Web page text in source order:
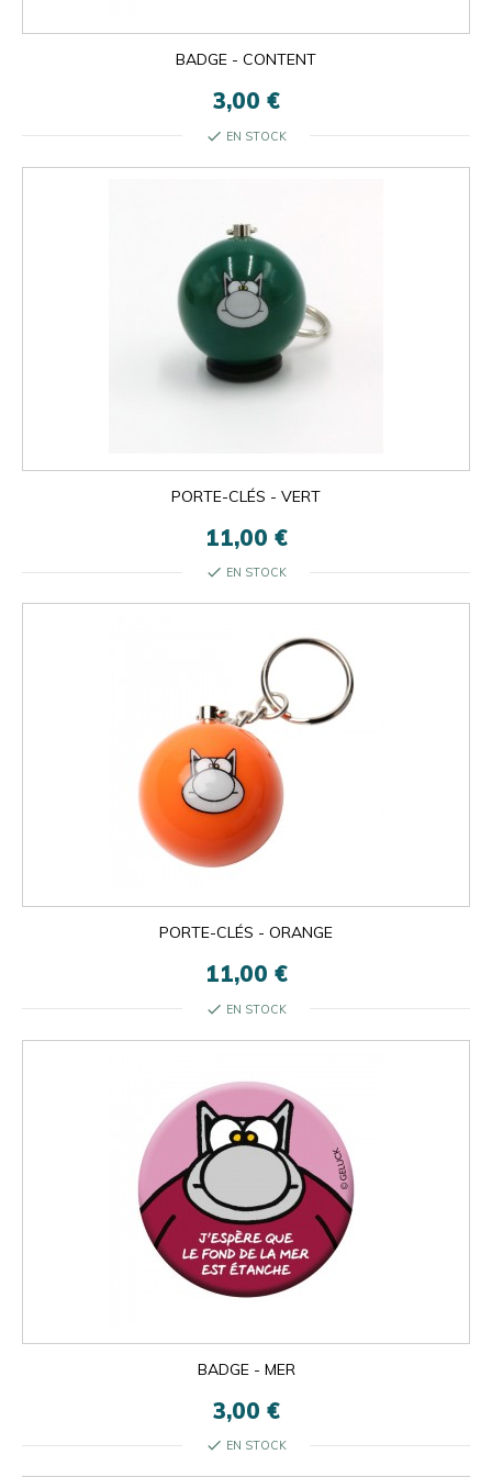
BADGE - CONTENT
3,00 €
check EN STOCK
PORTE-CLÉS - VERT
11,00 €
check EN STOCK
PORTE-CLÉS - ORANGE
11,00 €
check EN STOCK
BADGE - MER
3,00 €
check EN STOCK